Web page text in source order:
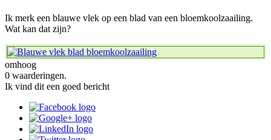
Ik merk een blauwe vlek op een blad van een bloemkoolzaailing.
Wat kan dat zijn?
omhoog
0 waarderingen.
Ik vind dit een goed bericht